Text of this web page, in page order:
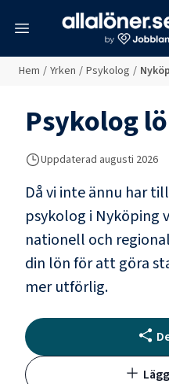
Hem / Yrken / Psykolog /
Psykolog
Uppdaterad augusti 2026
Då vi inte ännu har
psykolog i Nyköping
nationell och
din lön för att göra
mer utförlig.